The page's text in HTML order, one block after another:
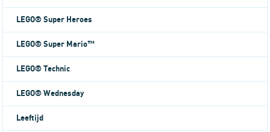
LEGO® Super Heroes
LEGO® Super Mario™
LEGO® Technic
LEGO® Wednesday
Leeftijd